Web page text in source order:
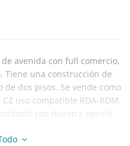
avenida con full comercio,
Tiene una construcción de
dos pisos. Se vende como
uso compatible RDA-RDM.
con nuestra agente